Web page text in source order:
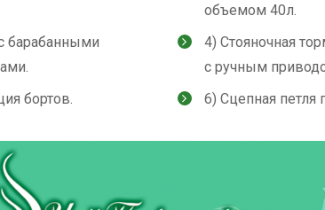
объемом 40л.
барабанными
4) Стояночная
с ручным
бортов.
6) Сцепная петля